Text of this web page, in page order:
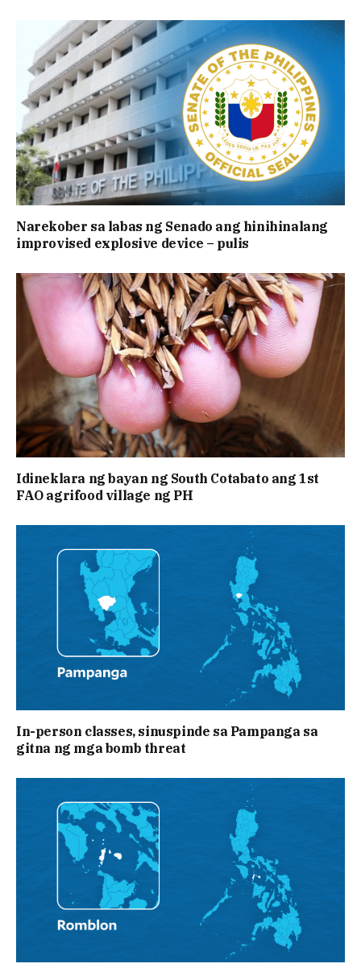
Narekober sa labas ng Senado ang hinihinalang
improvised explosive device – pulis
Idineklara ng bayan ng South Cotabato ang 1st
FAO agrifood village ng PH
In-person classes, sinuspinde sa Pampanga sa
gitna ng mga bomb threat